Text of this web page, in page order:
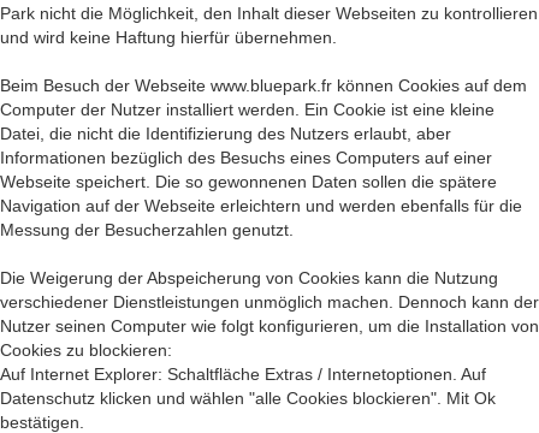
Park nicht die Möglichkeit, den Inhalt dieser Webseiten zu kontrollieren
und wird keine Haftung hierfür übernehmen.
Beim Besuch der Webseite www.bluepark.fr können Cookies auf dem
Computer der Nutzer installiert werden. Ein Cookie ist eine kleine
Datei, die nicht die Identifizierung des Nutzers erlaubt, aber
Informationen bezüglich des Besuchs eines Computers auf einer
Webseite speichert. Die so gewonnenen Daten sollen die spätere
Navigation auf der Webseite erleichtern und werden ebenfalls für die
Messung der Besucherzahlen genutzt.
Die Weigerung der Abspeicherung von Cookies kann die Nutzung
verschiedener Dienstleistungen unmöglich machen. Dennoch kann der
Nutzer seinen Computer wie folgt konfigurieren, um die Installation von
Cookies zu blockieren:
Auf Internet Explorer: Schaltfläche Extras / Internetoptionen. Auf
Datenschutz klicken und wählen "alle Cookies blockieren". Mit Ok
bestätigen.